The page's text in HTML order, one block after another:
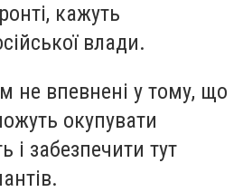
кажуть
влади.
не впевнені у тому, що
окупувати
і забезпечити тут